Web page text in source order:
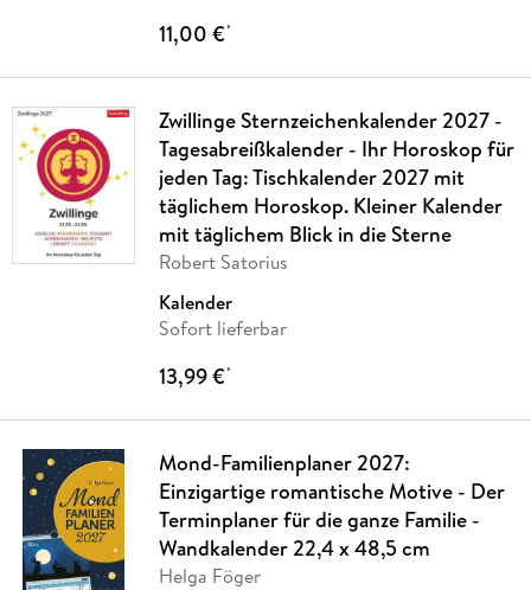
11,00 €*
Zwillinge Sternzeichenkalender 2027 -
Tagesabreißkalender - Ihr Horoskop für
jeden Tag: Tischkalender 2027 mit
täglichem Horoskop. Kleiner Kalender
mit täglichem Blick in die Sterne
Robert Satorius
Kalender
Sofort lieferbar
13,99 €*
Mond-Familienplaner 2027:
Einzigartige romantische Motive - Der
Terminplaner für die ganze Familie -
Wandkalender 22,4 x 48,5 cm
Helga Föger